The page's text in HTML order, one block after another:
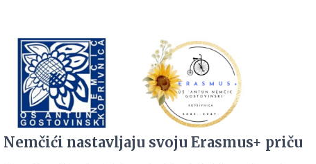
Nemčići nastavljaju svoju Erasmus+ priču